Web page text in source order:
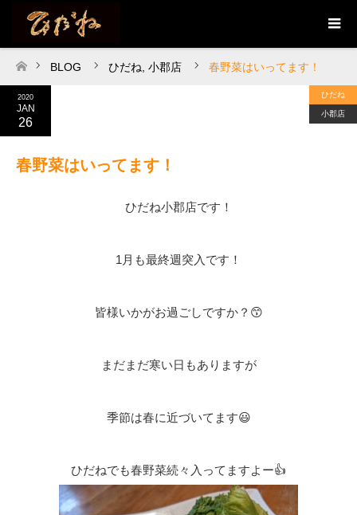
ホーム
BLOG ひだね 小郡店 春野菜はいってます！
2020
JAN
26
ひだね
小郡店
春野菜はいってます！
ひだね小郡店です！
1月も最終週突入です！
皆様いかがお過ごしですか？😙
まだまだ寒い日もありますが
季節は春に近づいてます😃
ひだねでも春野菜続々入ってますよー👍